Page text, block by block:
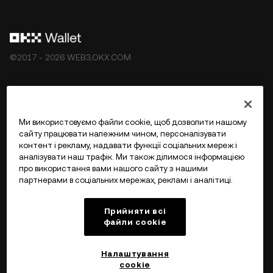
Web3 на OKX»).
©2017 - 2026 WEB3.OKX.COM
Більше про OKX Web3
Ми використовуємо файли cookie, щоб дозволити нашому
сайту працювати належним чином, персоналізувати
контент і рекламу, надавати функції соціальних мереж і
аналізувати наш трафік. Ми також ділимося інформацією
про використання вами нашого сайту з нашими
партнерами в соціальних мережах, рекламі і аналітиці.
Прийняти всі
файли сookie
Налаштування
cookie